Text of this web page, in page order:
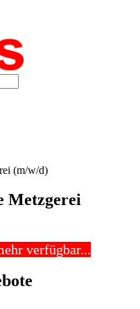
(m/w/d)
Metzgerei
verfügbar...